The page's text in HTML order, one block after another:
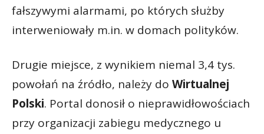
fałszywymi alarmami, po których służby
interweniowały m.in. w domach polityków.
Drugie miejsce, z wynikiem niemal 3,4 tys.
powołań na źródło, należy do Wirtualnej
Polski. Portal donosił o nieprawidłowościach
przy organizacji zabiegu medycznego u